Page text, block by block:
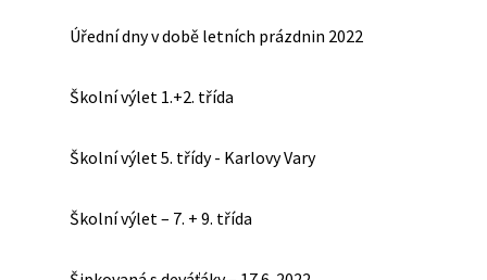
Úřední dny v době letních prázdnin 2022
Školní výlet 1.+2. třída
Školní výlet 5. třídy - Karlovy Vary
Školní výlet – 7. + 9. třída